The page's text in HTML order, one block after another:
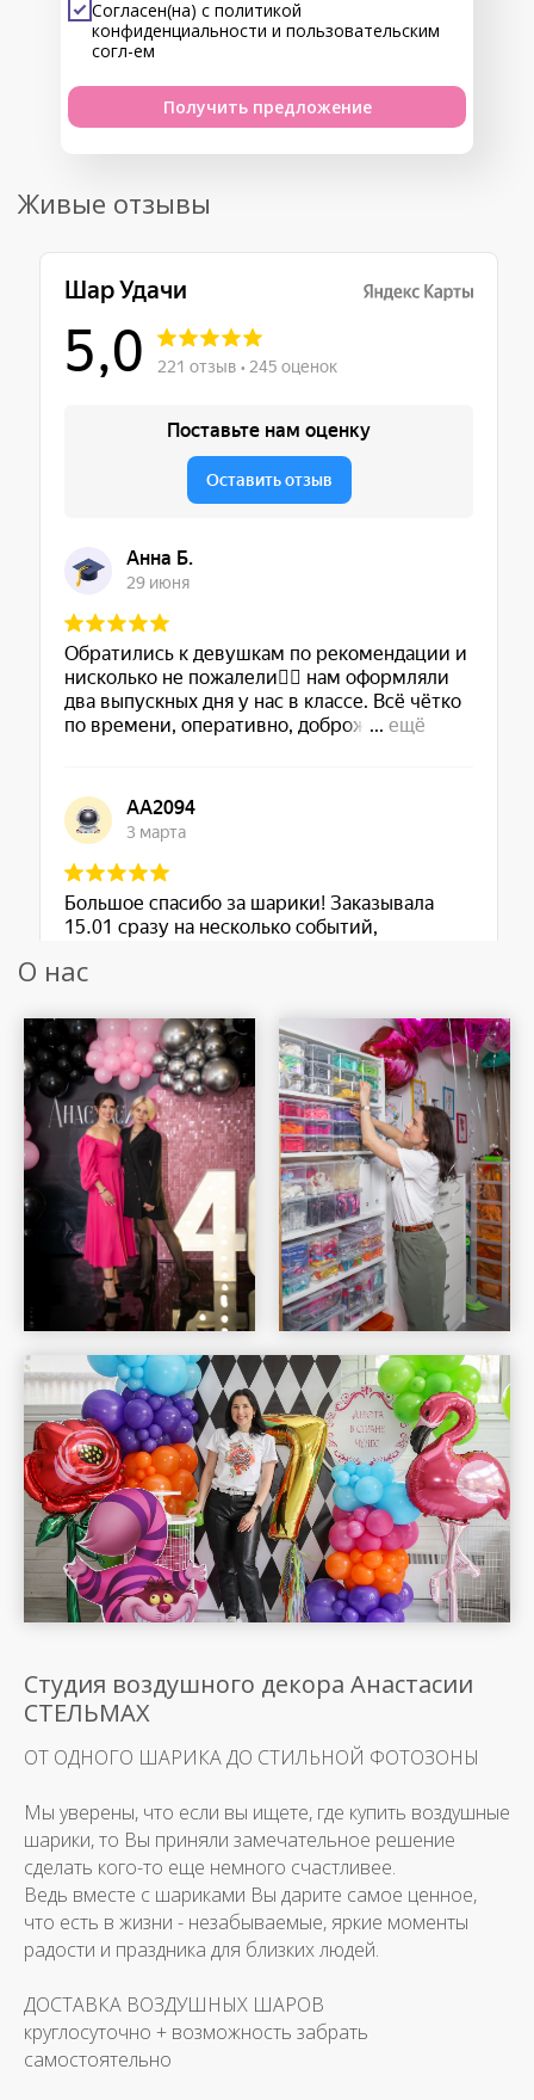
Согласен(на) с политикой
конфиденциальности и пользовательским
согл-ем
Получить предложение
Живые отзывы
Шар Удачи на карте Москвы — Яндекс Карты
О нас
Студия воздушного декора Анастасии
СТЕЛЬМАХ
ОТ ОДНОГО ШАРИКА ДО СТИЛЬНОЙ ФОТОЗОНЫ
Мы уверены, что если вы ищете, где купить воздушные
шарики, то Вы приняли замечательное решение
сделать кого-то еще немного счастливее.
Ведь вместе с шариками Вы дарите самое ценное,
что есть в жизни - незабываемые, яркие моменты
радости и праздника для близких людей.
ДОСТАВКА ВОЗДУШНЫХ ШАРОВ
круглосуточно + возможность забрать
самостоятельно